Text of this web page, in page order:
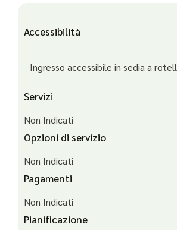
Accessibilità
Ingresso accessibile in sedia a
Servizi
Non Indicati
Opzioni di servizio
Non Indicati
Pagamenti
Non Indicati
Pianificazione